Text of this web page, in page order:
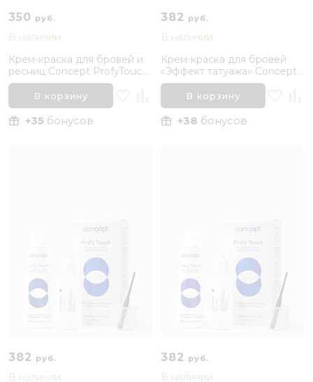
350 руб.
В наличии
Крем-краска для бровей и
ресниц Concept ProfyTouch,
Коричневая
В корзину
+35 бонусов
382 руб.
В наличии
Крем-краска для бровей
«Эффект татуажа» Concept
Tatouage Effect,
Коричневый
В корзину
+38 бонусов
382 руб.
В наличии
382 руб.
В наличии